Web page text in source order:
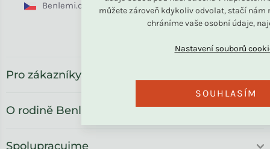
můžete zároveň kdykoliv odvolat, stačí nám
chráníme vaše osobní údaje,
SOUHLASÍM
Benlemi.cz Benlemi.sk Benlemi.com
Pro zákazníky
O rodině Benlemi
Spolupracujme